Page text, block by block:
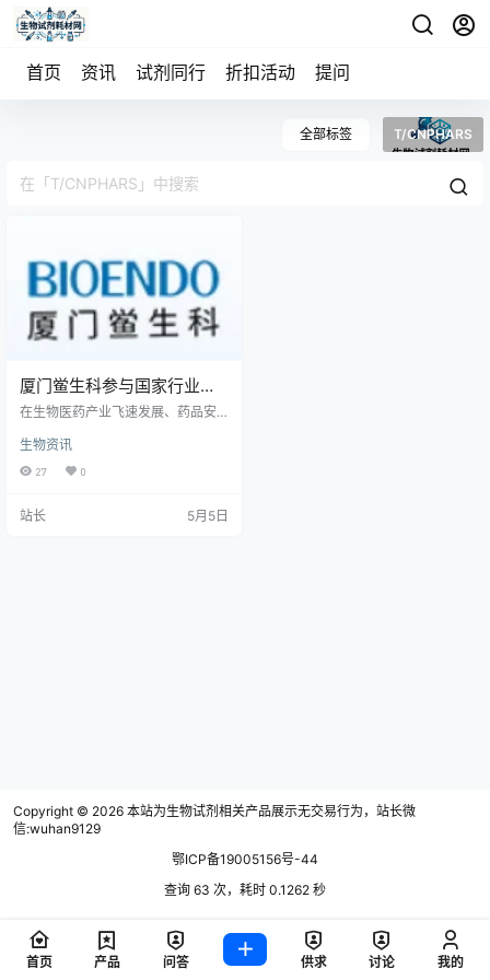
首页 资讯 试剂同行 折扣活动 提问
全部标签 T/CNPHARS
厦门鲎生科参与国家行业团
体标准建设，赋能产业高质
在生物医药产业飞速发展、药品安
为药品、生物制品、医疗器械细菌
内毒素检测的核心试剂，是保障医
由中华人民共和国卫生部颁发的部
生物资讯
27 0
站长 5月5日
Copyright © 2026 本站为生物试剂相关产品展示无交易行为，站长微
信:wuhan9129
鄂ICP备19005156号-44
查询 63 次，耗时 0.1262 秒
首页 产品 问答 供求 讨论 我的